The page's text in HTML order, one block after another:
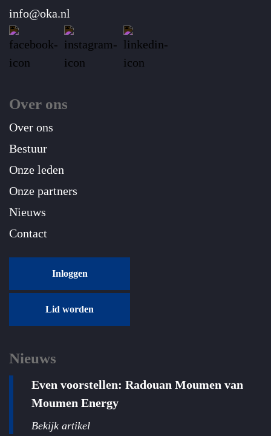
info@oka.nl
Over ons
Over ons
Bestuur
Onze leden
Onze partners
Nieuws
Contact
Inloggen
Lid worden
Nieuws
Even voorstellen: Radouan Moumen van
Moumen Energy
Bekijk artikel